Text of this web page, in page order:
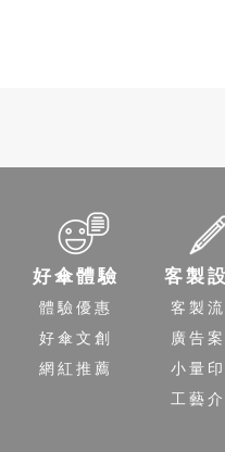
好傘體驗
體驗優惠
好傘文創
網紅推薦
客製
客製
廣告案
小量
工藝